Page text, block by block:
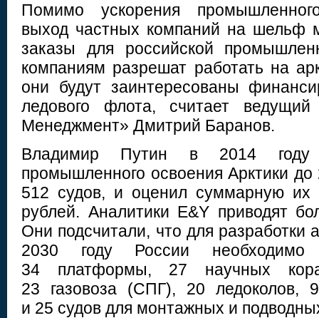
Помимо ускорения
выход частных компаний на шельф
заказы для российской
компаниям разрешат работать на
они будут заинтересованы
ледового флота, считает
Менеджмент» Дмитрий Баранов.
Владимир Путин в 2014 году
промышленного освоения Арктики до
512 судов, и оценил суммарную их
рублей. Аналитики E&Y приводят
Они подсчитали, что для разработки
2030 году России
34 платформы, 27 научных
23 газовоза (СПГ), 20 ледоколов,
и 25 судов для монтажных и